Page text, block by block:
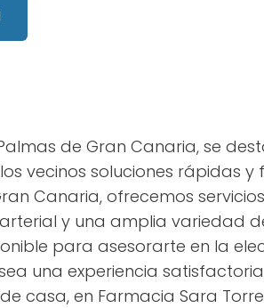
de Gran Canaria, se
vecinos soluciones rápidas y
Canaria, ofrecemos
y una amplia variedad
para asesorarte en la
una experiencia
casa, en Farmacia Sara